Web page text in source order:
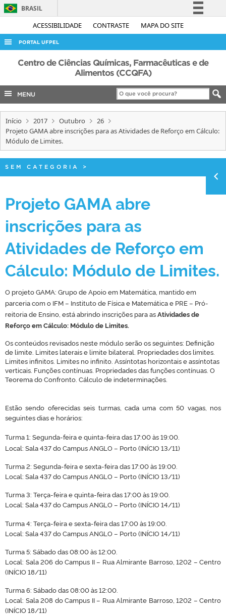
ACESSIBILIDADE CONTRASTE MAPA DO SITE
BRASIL
Simplifique!
Acesso à informação
Legislação
Canais
PORTAL UFPEL
ACESSO À INFORMAÇÃO
COBALTO
CONCURSOS
EDITAIS
INTERNACIONAL
Centro de Ciências Químicas, Farmacêuticas e de
Alimentos (CCQFA)
MENU
Início 2017 Outubro
26
Projeto GAMA abre inscrições para as Atividades de Reforço em Cálculo:
Módulo de Limites.
SEM CATEGORIA >
Projeto GAMA abre
inscrições para as
Atividades de Reforço em
Cálculo: Módulo de Limites.
O projeto GAMA: Grupo de Apoio em Matemática, mantido em
parceria com o IFM – Instituto de Física e Matemática e PRE – Pró-
reitoria de Ensino, está abrindo inscrições para asAtividades de
Reforço em Cálculo: Módulo de Limites.
Os conteúdos revisados neste módulo serão os seguintes: Definição
de limite. Limites laterais e limite bilateral. Propriedades dos limites.
Limites infinitos. Limites no infinito. Assíntotas horizontais e assíntotas
verticais. Funções contínuas. Propriedades das funções contínuas. O
Teorema do Confronto. Cálculo de indeterminações.
Estão sendo oferecidas seis turmas, cada uma com 50 vagas, nos
seguintes dias e horários:
Turma 1: Segunda-feira e quinta-feira das 17:00 às 19:00.
Local: Sala 437 do Campus ANGLO – Porto (INÍCIO 13/11)
Turma 2: Segunda-feira e sexta-feira das 17:00 às 19:00.
Local: Sala437 do Campus ANGLO – Porto (INÍCIO 13/11)
Turma 3: Terça-feira e quinta-feira das 17:00 às 19:00.
Local: Sala437 do Campus ANGLO – Porto (INÍCIO 14/11)
Turma 4: Terça-feira e sexta-feira das 17:00 às 19:00.
Local: Sala437 do Campus ANGLO – Porto (INÍCIO 14/11)
Turma 5: Sábado das 08:00 às 12:00.
Local: Sala 206 do Campus II – Rua Almirante Barroso, 1202 – Centro
(INÍCIO 18/11)
Turma 6: Sábado das 08:00 às 12:00.
Local: Sala 208 do Campus II – Rua Almirante Barroso, 1202 – Centro
(INÍCIO 18/11)